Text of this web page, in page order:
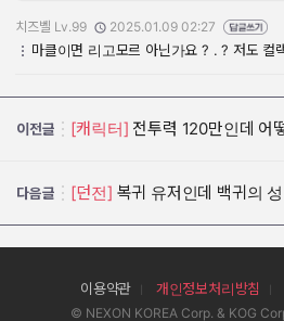
작성자:
치즈벨 Lv.99
작성일:
2025.01.09 02:27
마클이면 리고모르 아닌가요 ? . ? 저도 컬
이전글 [캐릭터] 전투력 120만인데 어
다음글 [던전] 복귀 유저인데 백귀의
이용약관 개인정보처리방침
© NEXON KOREA Corp. & KOG